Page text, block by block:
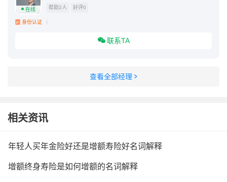
在线 帮助2人 好评0
身份认证
联系TA
查看全部经理
相关资讯
年轻人买年金险好还是增额寿险好名词解释
增额终身寿险是如何增额的名词解释